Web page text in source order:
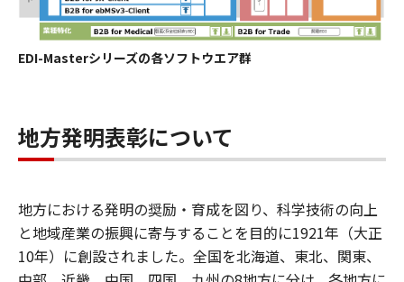
EDI-Masterシリーズの各ソフトウエア群
地方発明表彰について
地方における発明の奨励・育成を図り、科学技術の向上
と地域産業の振興に寄与することを目的に1921年（大正
10年）に創設されました。全国を北海道、東北、関東、